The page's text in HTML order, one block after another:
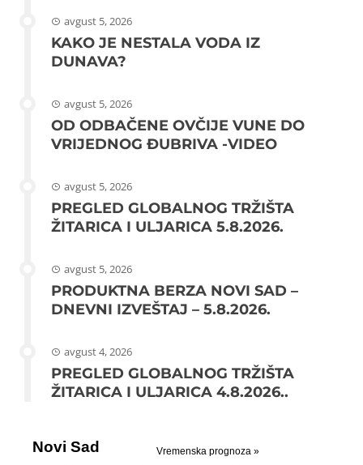
avgust 5, 2026
KAKO JE NESTALA VODA IZ
DUNAVA?
avgust 5, 2026
OD ODBAČENE OVČIJE VUNE DO
VRIJEDNOG ĐUBRIVA -VIDEO
avgust 5, 2026
PREGLED GLOBALNOG TRŽIŠTA
ŽITARICA I ULJARICA 5.8.2026.
avgust 5, 2026
PRODUKTNA BERZA NOVI SAD –
DNEVNI IZVEŠTAJ – 5.8.2026.
avgust 4, 2026
PREGLED GLOBALNOG TRŽIŠTA
ŽITARICA I ULJARICA 4.8.2026..